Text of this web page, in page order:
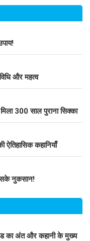
और महत्व
300 साल पुराना सिक्का
ऐतिहासिक कहानियाँ
नुकसान!
का अंत और कहानी के मुख्य